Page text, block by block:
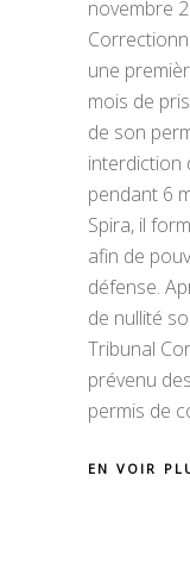
novembre
une
mois de
de son
interdiction
pendant 6
Spira, il
afin de
défense.
de nullité
Tribunal
prévenu
permis de
EN VOIR